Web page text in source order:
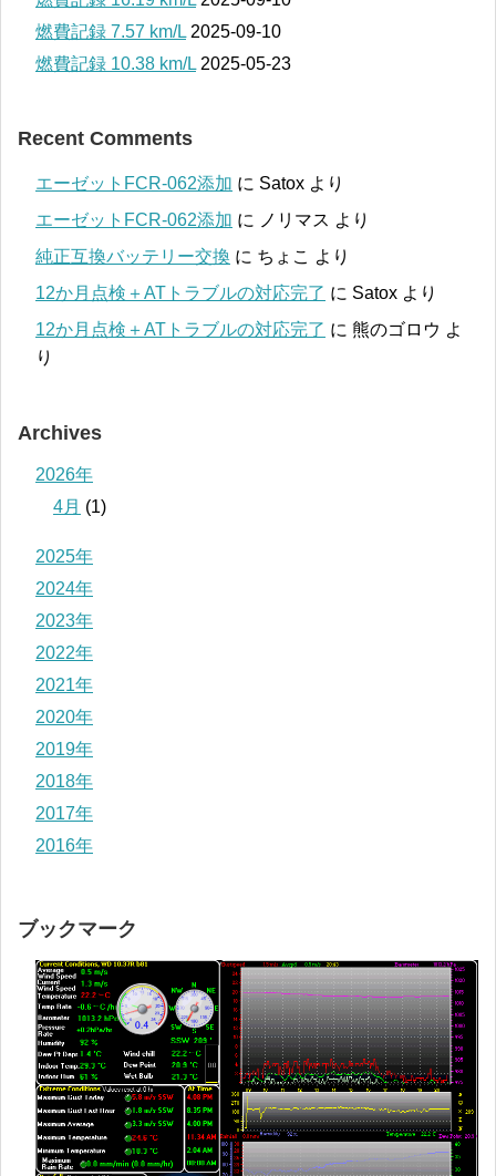
燃費記録 7.57 km/L 2025-09-10
燃費記録 10.38 km/L 2025-05-23
Recent Comments
エーゼットFCR-062添加 に Satox より
エーゼットFCR-062添加 に ノリマス より
純正互換バッテリー交換 に ちょこ より
12か月点検＋ATトラブルの対応完了 に Satox より
12か月点検＋ATトラブルの対応完了 に 熊のゴロウ よ
り
Archives
2026年
4月 (1)
2025年
2024年
2023年
2022年
2021年
2020年
2019年
2018年
2017年
2016年
ブックマーク